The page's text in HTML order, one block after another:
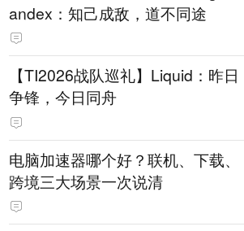
andex：知己成敌，道不同途
【TI2026战队巡礼】Liquid：昨日
争锋，今日同舟
电脑加速器哪个好？联机、下载、
跨境三大场景一次说清